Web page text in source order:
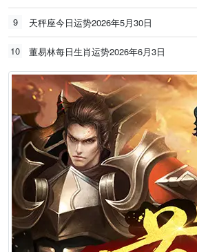
9 天秤座今日运势2026年5月30日
10 董易林每日生肖运势2026年6月3日